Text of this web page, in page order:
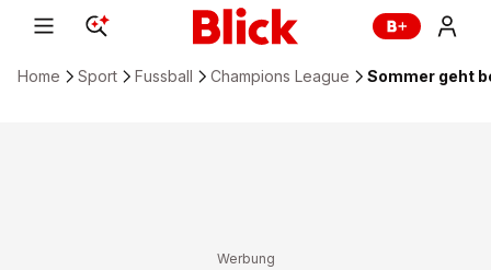
Home Sport Fussball Champions League Sommer geht